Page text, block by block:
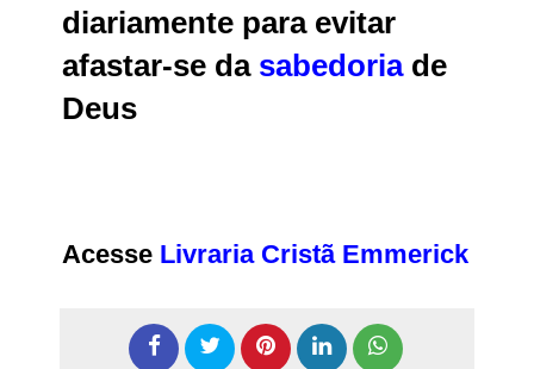
diariamente para evitar
afastar-se da sabedoria de
Deus
Acesse Livraria Cristã Emmerick